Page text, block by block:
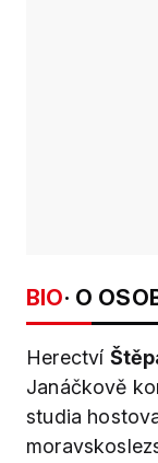
BIO· O
Herectví
Janáčkově
studia